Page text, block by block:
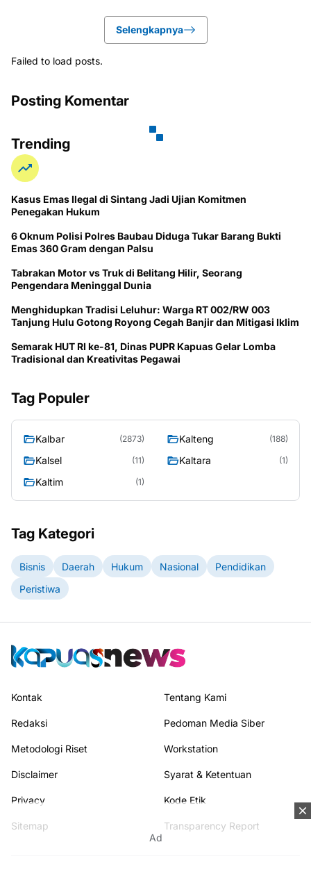
Selengkapnya
Failed to load posts.
Posting Komentar
Trending
Kasus Emas Ilegal di Sintang Jadi Ujian Komitmen
Penegakan Hukum
6 Oknum Polisi Polres Baubau Diduga Tukar Barang Bukti
Emas 360 Gram dengan Palsu
Tabrakan Motor vs Truk di Belitang Hilir, Seorang
Pengendara Meninggal Dunia
Menghidupkan Tradisi Leluhur: Warga RT 002/RW 003
Tanjung Hulu Gotong Royong Cegah Banjir dan Mitigasi Iklim
Semarak HUT RI ke-81, Dinas PUPR Kapuas Gelar Lomba
Tradisional dan Kreativitas Pegawai
Tag Populer
Kalbar (2873) Kalteng (188)
Kalsel (11) Kaltara (1)
Kaltim (1)
Tag Kategori
Bisnis Daerah Hukum Nasional
Pendidikan
Peristiwa
Ad
Kontak Tentang Kami
Redaksi Pedoman Media Siber
Metodologi Riset Workstation
Disclaimer Syarat & Ketentuan
Privacy Kode Etik
Sitemap Transparency Report